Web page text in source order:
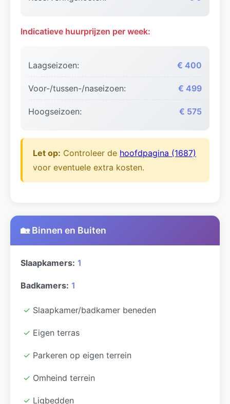
Indicatieve huurprijzen per week:
Laagseizoen: € 400
Voor-/tussen-/naseizoen: € 499
Hoogseizoen: € 575
Let op: Controleer de hoofdpagina (1687)
voor eventuele extra kosten.
🏡 Binnen en Buiten
Slaapkamers: 1
Badkamers: 1
✓ Slaapkamer/badkamer beneden
✓ Eigen terras
✓ Parkeren op eigen terrein
✓ Omheind terrein
✓ Ligbedden